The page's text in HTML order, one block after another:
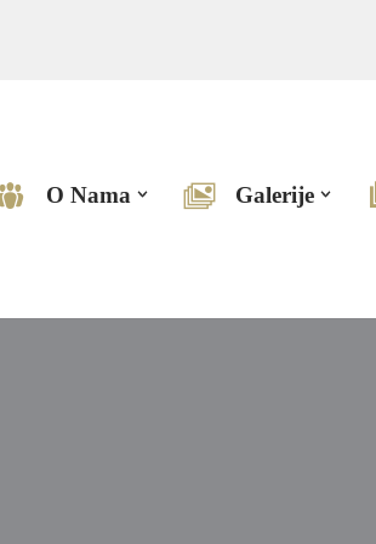
O Nama Galerije